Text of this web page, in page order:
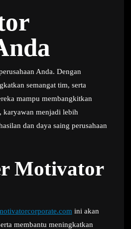
Anda. Dengan
semangat tim, serta
mampu membangkitkan
karyawan menjadi lebih
dan daya saing perusahaan
Motivator
ini akan
membantu meningkatkan